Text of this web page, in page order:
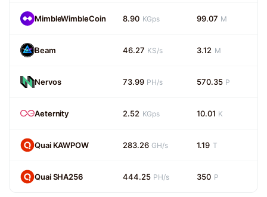
MimbleWimbleCoin 8.90 KGps 99.07 M
Beam 46.27 KS/s 3.12 M
Nervos 73.99 PH/s 570.35 P
Aeternity 2.52 KGps 10.01 K
Quai KAWPOW 283.26 GH/s 1.19 T
Quai SHA256 444.25 PH/s 350 P